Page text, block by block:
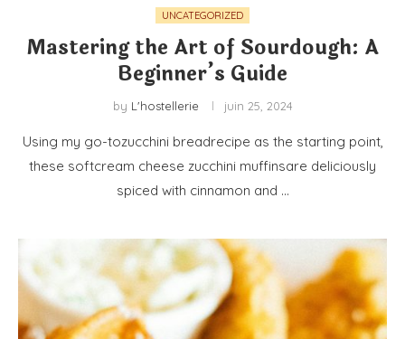
UNCATEGORIZED
Mastering the Art of Sourdough: A
Beginner’s Guide
by L'hostellerie juin 25, 2024
Using my go-tozucchini breadrecipe as the starting point,
these softcream cheese zucchini muffinsare deliciously
spiced with cinnamon and …